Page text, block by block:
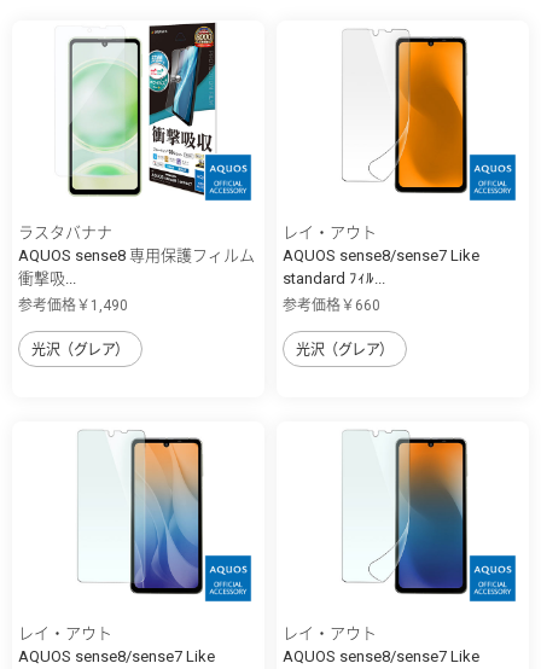
ラスタバナナ
AQUOS sense8 専用保護フィルム
衝撃吸...
参考価格￥1,490
光沢（グレア）
レイ・アウト
AQUOS sense8/sense7 Like
standard ﾌｨﾙ...
参考価格￥660
光沢（グレア）
レイ・アウト
AQUOS sense8/sense7 Like
レイ・アウト
AQUOS sense8/sense7 Like